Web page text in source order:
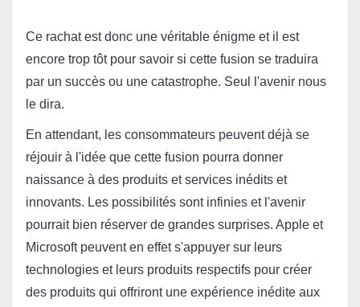
Ce rachat est donc une véritable énigme et il est
encore trop tôt pour savoir si cette fusion se traduira
par un succès ou une catastrophe. Seul l'avenir nous
le dira.
En attendant, les consommateurs peuvent déjà se
réjouir à l'idée que cette fusion pourra donner
naissance à des produits et services inédits et
innovants. Les possibilités sont infinies et l'avenir
pourrait bien réserver de grandes surprises. Apple et
Microsoft peuvent en effet s'appuyer sur leurs
technologies et leurs produits respectifs pour créer
des produits qui offriront une expérience inédite aux